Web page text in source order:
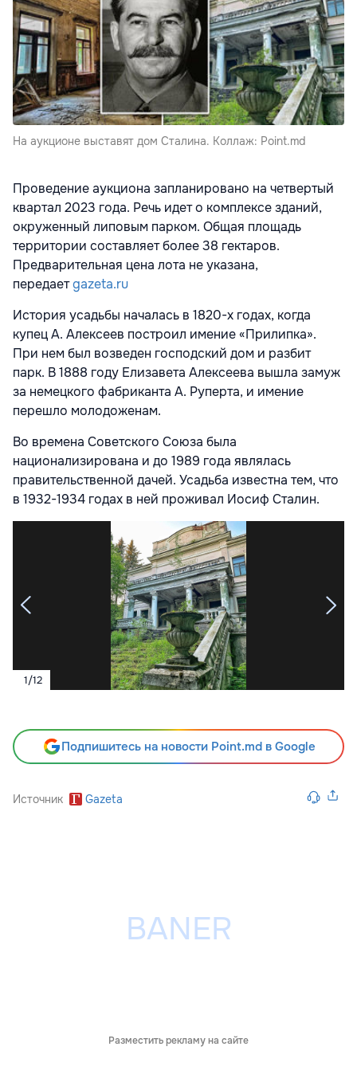
На аукционе выставят дом Сталина. Коллаж: Point.md
Проведение аукциона запланировано на четвертый
квартал 2023 года. Речь идет о комплексе зданий,
окруженный липовым парком. Общая площадь
территории составляет более 38 гектаров.
Предварительная цена лота не указана,
передаетgazeta.ru
История усадьбы началась в 1820-х годах, когда
купец А. Алексеев построил имение «Прилипка».
При нем был возведен господский дом и разбит
парк. В 1888 году Елизавета Алексеева вышла замуж
за немецкого фабриканта А. Руперта, и имение
перешло молодоженам.
Во времена Советского Союза была
национализирована и до 1989 года являлась
правительственной дачей. Усадьба известна тем, что
в 1932-1934 годах в ней проживал Иосиф Сталин.
1/12
Подпишитесь на новости Point.md в Google
Источник Gazeta
Разместить рекламу на сайте